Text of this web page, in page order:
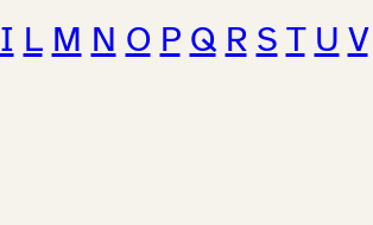
I L M N O P Q R S T U V